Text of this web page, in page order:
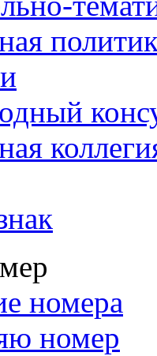
номера
номер